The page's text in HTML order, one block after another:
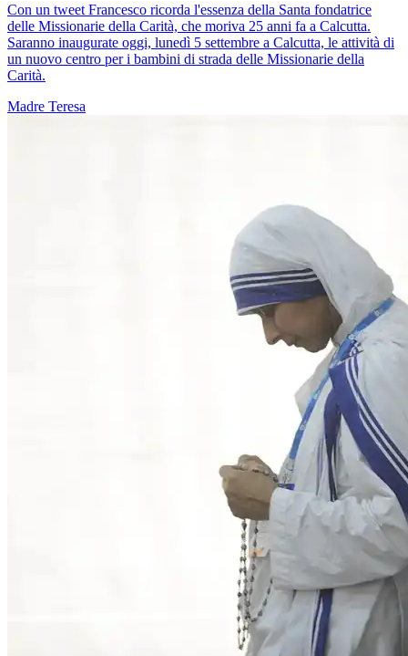
Con un tweet Francesco ricorda l'essenza della Santa fondatrice
delle Missionarie della Carità, che moriva 25 anni fa a Calcutta.
Saranno inaugurate oggi, lunedì 5 settembre a Calcutta, le attività di
un nuovo centro per i bambini di strada delle Missionarie della
Carità.
Madre Teresa